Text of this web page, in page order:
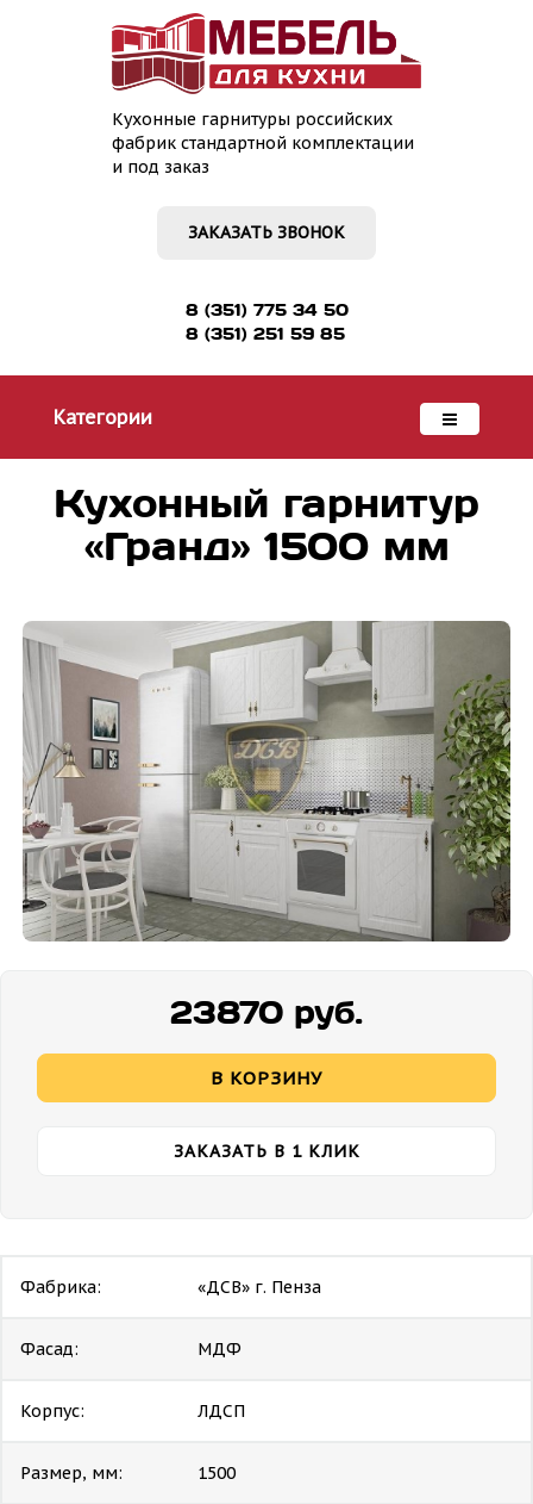
Кухонные гарнитуры российских
фабрик стандартной комплектации
и под заказ
ЗАКАЗАТЬ ЗВОНОК
8 (351) 775 34 50
8 (351) 251 59 85
Категории
Кухонный гарнитур
«Гранд» 1500 мм
23870 руб.
В КОРЗИНУ
ЗАКАЗАТЬ В 1 КЛИК
Фабрика: «ДСВ» г. Пенза
Фасад: МДФ
Корпус: ЛДСП
Размер, мм: 1500